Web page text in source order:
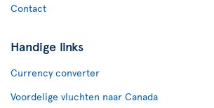
Contact
Handige links
Currency converter
Voordelige vluchten naar Canada